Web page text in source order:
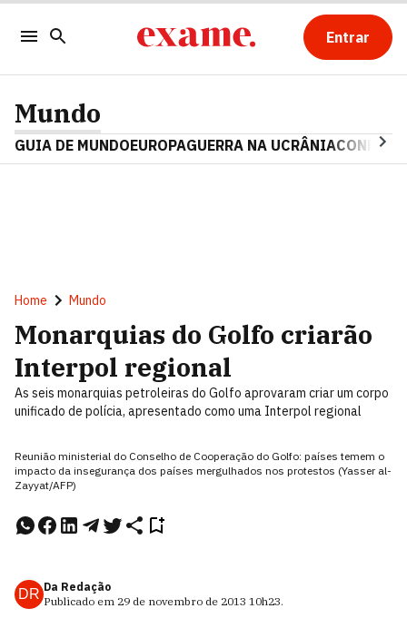
Entrar
Mundo
GUIA DE MUNDOEUROPAGUERRA NA UCRÂNIA
Home Mundo
Monarquias do Golfo criarão
Interpol regional
As seis monarquias petroleiras do Golfo aprovaram criar um corpo
unificado de polícia, apresentado como uma Interpol regional
Reunião ministerial do Conselho de Cooperação do Golfo: países temem o
impacto da insegurança dos países mergulhados nos protestos (Yasser al-
Zayyat/AFP)
DR Da Redação
Publicado em 29 de novembro de 2013 10h23.